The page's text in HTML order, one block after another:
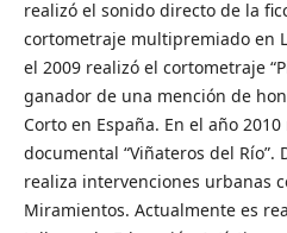
realizó el sonido directo de la
cortometraje multipremiado en
el 2009 realizó el cortometraje
ganador de una mención de
Corto en España. En el año
documental “Viñateros del Río”.
realiza intervenciones urbanas
Miramientos. Actualmente es